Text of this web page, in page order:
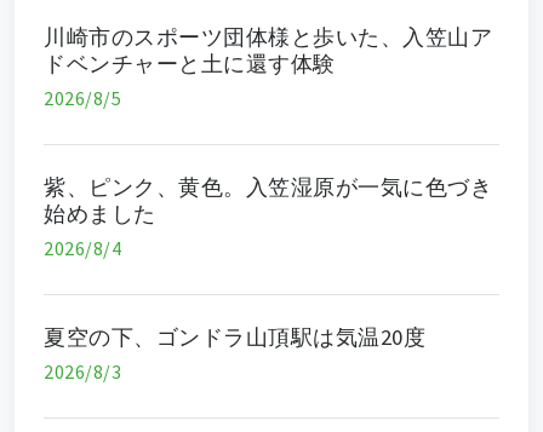
川崎市のスポーツ団体様と歩いた、入笠山ア
ドベンチャーと土に還す体験
2026/8/5
紫、ピンク、黄色。入笠湿原が一気に色づき
始めました
2026/8/4
夏空の下、ゴンドラ山頂駅は気温20度
2026/8/3